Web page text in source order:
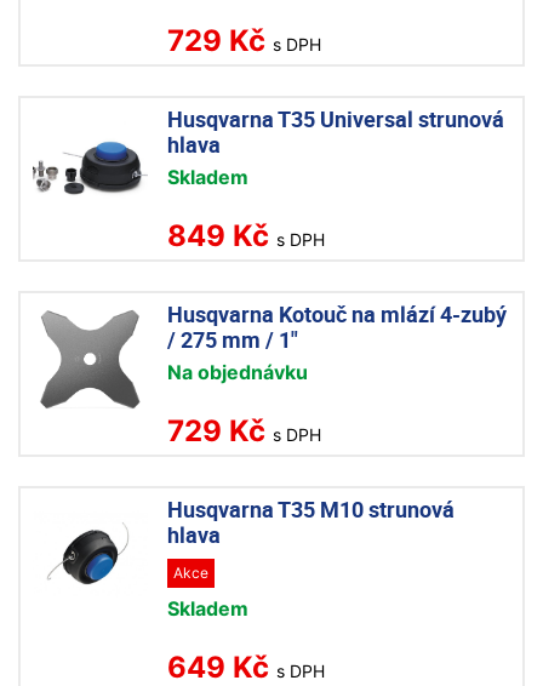
729 Kč s DPH
Husqvarna T35 Universal strunová
hlava
Skladem
849 Kč s DPH
Husqvarna Kotouč na mlází 4-zubý
/ 275 mm / 1"
Na objednávku
729 Kč s DPH
Husqvarna T35 M10 strunová
hlava
Akce
Skladem
649 Kč s DPH